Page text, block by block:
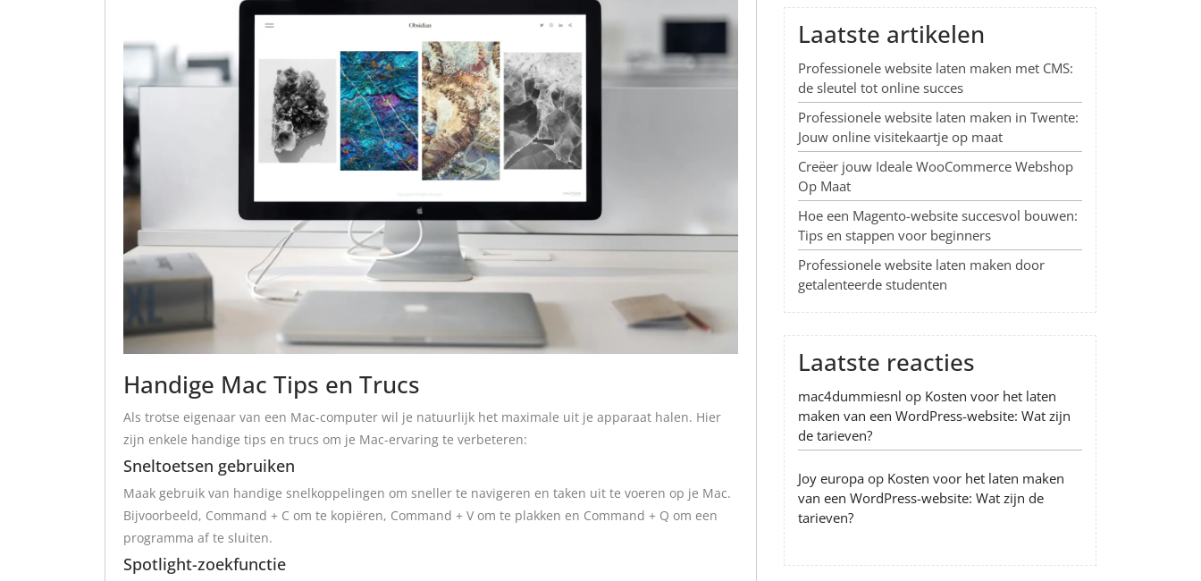
Handige Mac Tips en Trucs
Als trotse eigenaar van een Mac-computer wil je natuurlijk het maximale uit je apparaat halen. Hier
zijn enkele handige tips en trucs om je Mac-ervaring te verbeteren:
Sneltoetsen gebruiken
Maak gebruik van handige snelkoppelingen om sneller te navigeren en taken uit te voeren op je Mac.
Bijvoorbeeld, Command + C om te kopiëren, Command + V om te plakken en Command + Q om een
programma af te sluiten.
Spotlight-zoekfunctie
Laatste artikelen
Professionele website laten maken met CMS:
de sleutel tot online succes
Professionele website laten maken in Twente:
Jouw online visitekaartje op maat
Creëer jouw Ideale WooCommerce Webshop
Op Maat
Hoe een Magento-website succesvol bouwen:
Tips en stappen voor beginners
Professionele website laten maken door
getalenteerde studenten
Laatste reacties
mac4dummiesnl op Kosten voor het laten
maken van een WordPress-website: Wat zijn
de tarieven?
Joy europa op Kosten voor het laten maken
van een WordPress-website: Wat zijn de
tarieven?